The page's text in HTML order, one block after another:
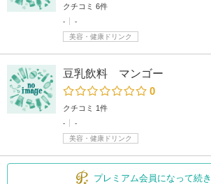
クチコミ 6件
-
-
美容・健康ドリンク
豆乳飲料 マンゴー
0
クチコミ 1件
-
-
美容・健康ドリンク
プレミアム会員になって続